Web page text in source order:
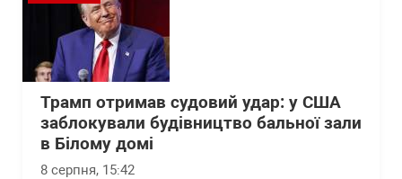
Трамп отримав судовий удар: у США
заблокували будівництво бальної зали
в Білому домі
8 серпня, 15:42